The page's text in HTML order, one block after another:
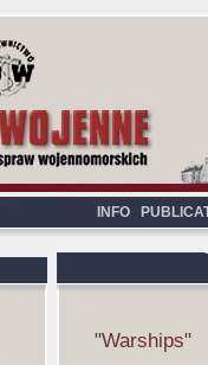
INFO
"Warships"